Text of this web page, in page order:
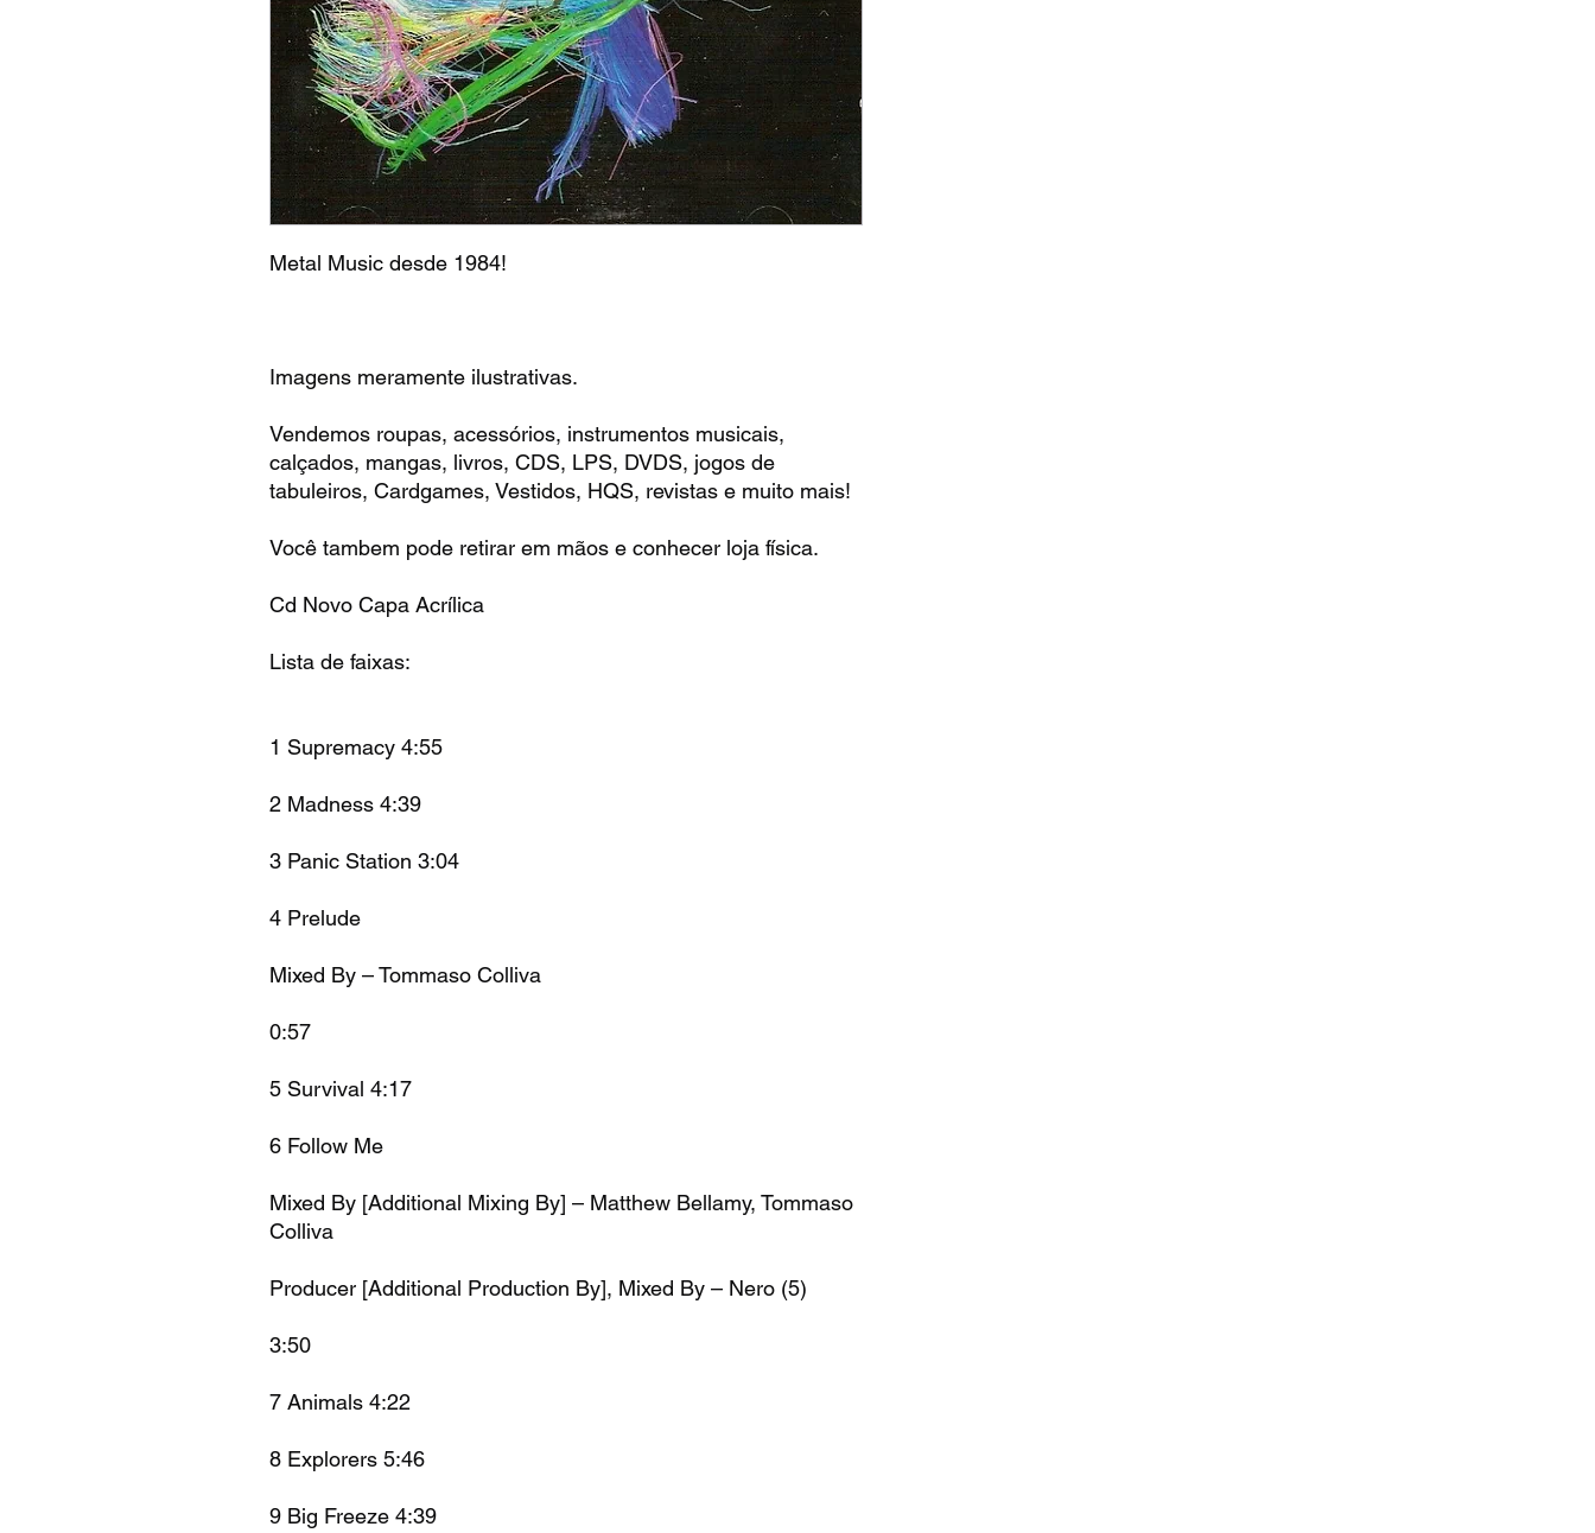
Metal Music desde 1984!
Imagens meramente ilustrativas.
Vendemos roupas, acessórios, instrumentos musicais,
calçados, mangas, livros, CDS, LPS, DVDS, jogos de
tabuleiros, Cardgames, Vestidos, HQS, revistas e muito mais!
Você tambem pode retirar em mãos e conhecer loja física.
Cd Novo Capa Acrílica
Lista de faixas:
1 Supremacy 4:55
2 Madness 4:39
3 Panic Station 3:04
4 Prelude
Mixed By – Tommaso Colliva
0:57
5 Survival 4:17
6 Follow Me
Mixed By [Additional Mixing By] – Matthew Bellamy, Tommaso
Colliva
Producer [Additional Production By], Mixed By – Nero (5)
3:50
7 Animals 4:22
8 Explorers 5:46
9 Big Freeze 4:39